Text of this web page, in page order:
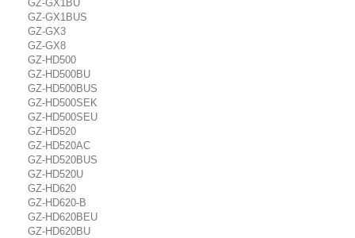
GZ-GX1BU
GZ-GX1BUS
GZ-GX3
GZ-GX8
GZ-HD500
GZ-HD500BU
GZ-HD500BUS
GZ-HD500SEK
GZ-HD500SEU
GZ-HD520
GZ-HD520AC
GZ-HD520BUS
GZ-HD520U
GZ-HD620
GZ-HD620-B
GZ-HD620BEU
GZ-HD620BU